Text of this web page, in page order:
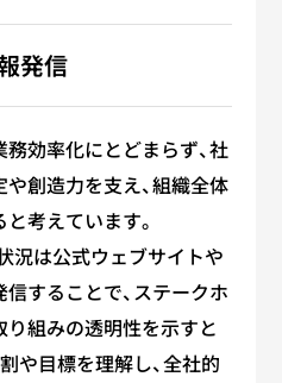
発信
効率化にとどまらず、社
創造力を支え、組織全体
考えています。
況は公式ウェブサイトや
することで、ステークホ
組みの透明性を示すと
や目標を理解し、全社的